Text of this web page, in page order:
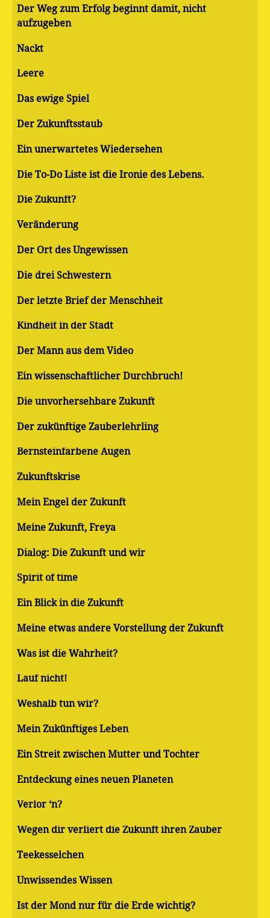
Der Weg zum Erfolg beginnt damit, nicht
aufzugeben
Nackt
Leere
Das ewige Spiel
Der Zukunftsstaub
Ein unerwartetes Wiedersehen
Die To-Do Liste ist die Ironie des Lebens.
Die Zukunft?
Veränderung
Der Ort des Ungewissen
Die drei Schwestern
Der letzte Brief der Menschheit
Kindheit in der Stadt
Der Mann aus dem Video
Ein wissenschaftlicher Durchbruch!
Die unvorhersehbare Zukunft
Der zukünftige Zauberlehrling
Bernsteinfarbene Augen
Zukunftskrise
Mein Engel der Zukunft
Meine Zukunft, Freya
Dialog: Die Zukunft und wir
Spirit of time
Ein Blick in die Zukunft
Meine etwas andere Vorstellung der Zukunft
Was ist die Wahrheit?
Lauf nicht!
Weshalb tun wir?
Mein Zukünftiges Leben
Ein Streit zwischen Mutter und Tochter
Entdeckung eines neuen Planeten
Verlor ‘n?
Wegen dir verliert die Zukunft ihren Zauber
Teekesselchen
Unwissendes Wissen
Ist der Mond nur für die Erde wichtig?